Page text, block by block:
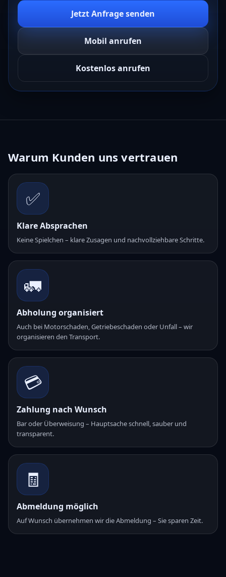
Jetzt Anfrage senden
Mobil anrufen
Kostenlos anrufen
Warum Kunden uns vertrauen
✅
Klare Absprachen
Keine Spielchen – klare Zusagen und nachvollziehbare Schritte.
🚛
Abholung organisiert
Auch bei Motorschaden, Getriebeschaden oder Unfall – wir
organisieren den Transport.
💳
Zahlung nach Wunsch
Bar oder Überweisung – Hauptsache schnell, sauber und
transparent.
🧾
Abmeldung möglich
Auf Wunsch übernehmen wir die Abmeldung – Sie sparen Zeit.